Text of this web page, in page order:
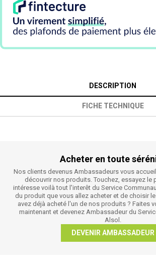
DESCRIPTION
FICHE TECHNIQUE
Acheter en toute
Nos clients devenus Ambassadeurs vous
découvrir nos produits. Touchez, essayez le
intéresse voilà tout l'interêt du Service
du produit que vous allez acheter et de choisir
avez déjà acheté l'un de nos produits ? Faites
maintenant et devenez Ambassadeur du
Alsol.
DEVENIR AMBASSADEUR